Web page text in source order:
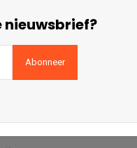
nieuwsbrief?
Abonneer